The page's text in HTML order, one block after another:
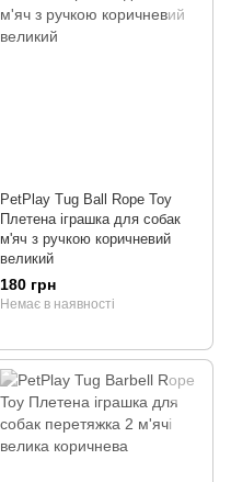
PetPlay Tug Ball Rope Toy
Плетена іграшка для собак
м'яч з ручкою коричневий
великий
180 грн
Немає в наявності